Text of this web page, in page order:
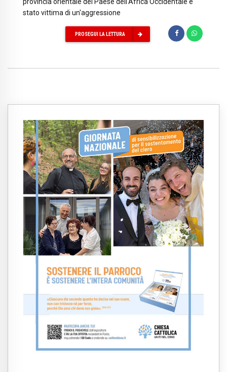
stato vittima di un'aggressione
PROSEGUI LA LETTURA